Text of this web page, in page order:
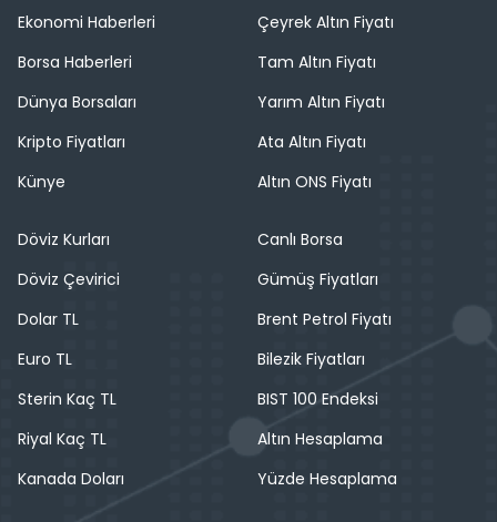
Ekonomi Haberleri
Borsa Haberleri
Dünya Borsaları
Kripto Fiyatları
Künye
Çeyrek Altın Fiyatı
Tam Altın Fiyatı
Yarım Altın Fiyatı
Ata Altın Fiyatı
Altın ONS Fiyatı
Döviz Kurları
Döviz Çevirici
Dolar TL
Euro TL
Sterin Kaç TL
Riyal Kaç TL
Kanada Doları
Canlı Borsa
Gümüş Fiyatları
Brent Petrol Fiyatı
Bilezik Fiyatları
BIST 100 Endeksi
Altın Hesaplama
Yüzde Hesaplama